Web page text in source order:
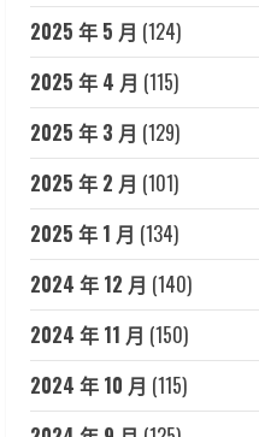
2025 年 5 月 (124)
2025 年 4 月 (115)
2025 年 3 月 (129)
2025 年 2 月 (101)
2025 年 1 月 (134)
2024 年 12 月 (140)
2024 年 11 月 (150)
2024 年 10 月 (115)